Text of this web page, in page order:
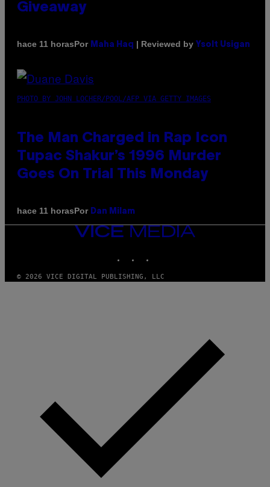
Giveaway
hace 11 horasPor Maha Haq | Reviewed by Ysolt Usigan
PHOTO BY JOHN LOCHER/POOL/AFP VIA GETTY IMAGES
The Man Charged in Rap Icon
Tupac Shakur’s 1996 Murder
Goes On Trial This Monday
hace 11 horasPor Dan Milam
VICE
MEDIA
© 2026 VICE DIGITAL PUBLISHING, LLC